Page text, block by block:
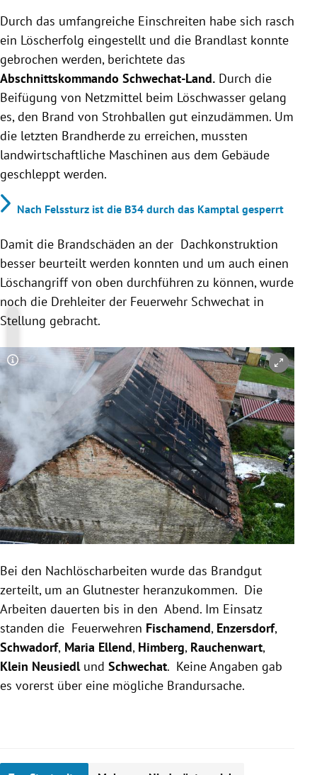
Durch das umfangreiche Einschreiten habe sich rasch
ein Löscherfolg eingestellt und die Brandlast konnte
gebrochen werden, berichtete das
Abschnittskommando Schwechat-Land. Durch die
Beifügung von Netzmittel beim Löschwasser gelang
es, den Brand von Strohballen gut einzudämmen. Um
die letzten Brandherde zu erreichen, mussten
landwirtschaftliche Maschinen aus dem Gebäude
geschleppt werden.
Nach Felssturz ist die B34 durch das Kamptal gesperrt
Damit die Brandschäden an der Dachkonstruktion
besser beurteilt werden konnten und um auch einen
Löschangriff von oben durchführen zu können, wurde
noch die Drehleiter der Feuerwehr Schwechat in
Stellung gebracht.
Copyright-Hinweis öffnen/schließen
Bei den Nachlöscharbeiten wurde das Brandgut
zerteilt, um an Glutnester heranzukommen. Die
Arbeiten dauerten bis in den Abend. Im Einsatz
standen die Feuerwehren Fischamend, Enzersdorf,
Schwadorf, Maria Ellend, Himberg, Rauchenwart,
Klein Neusiedl und Schwechat. Keine Angaben gab
es vorerst über eine mögliche Brandursache.